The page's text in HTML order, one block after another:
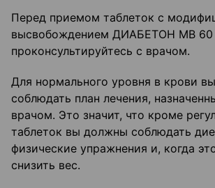
Перед приемом таблеток с
высвобождением ДИАБЕТОН МВ 60
проконсультируйтесь с врачом.
Для нормального уровня в крови
соблюдать план лечения,
врачом. Это значит, что кроме
таблеток вы должны соблюдать
физические упражнения и, когда
снизить вес.